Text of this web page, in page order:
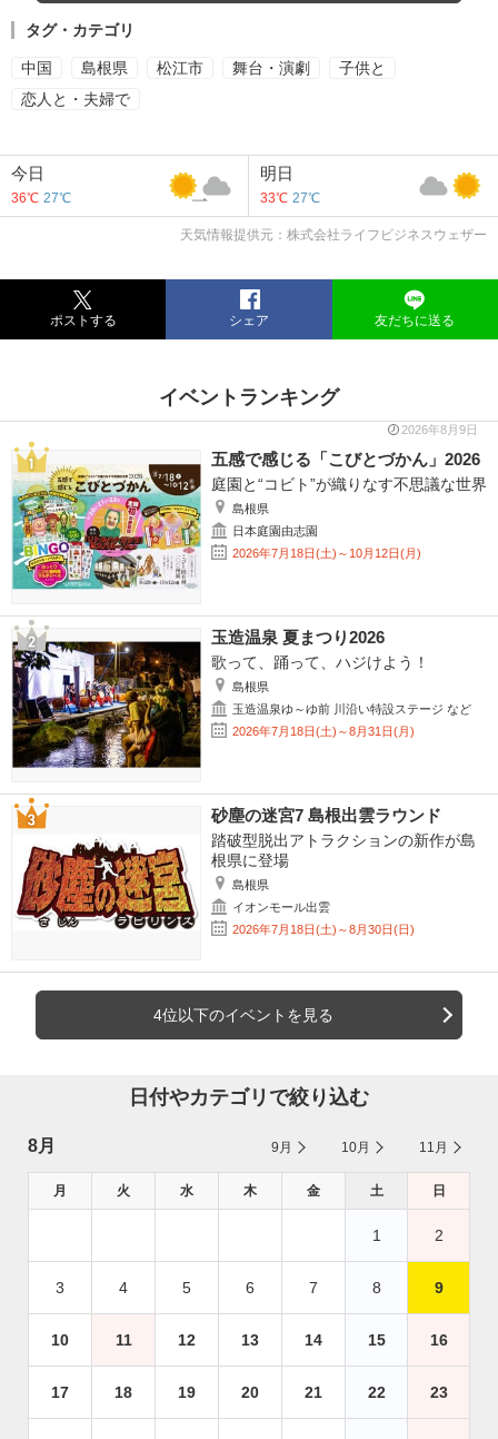
タグ・カテゴリ
中国 島根県 松江市 舞台・演劇
子供と
恋人と・夫婦で
今日
36℃ 27℃
明日
33℃ 27℃
天気情報提供元：株式会社ライフビジネスウェザー
ポストする シェア 友だちに送る
イベントランキング
2026年8月9日
五感で感じる「こびとづかん」2026
庭園と“コビト”が織りなす不思議な世界
島根県
日本庭園由志園
2026年7月18日(土)～10月12日(月)
玉造温泉 夏まつり2026
歌って、踊って、ハジけよう！
島根県
玉造温泉ゆ～ゆ前 川沿い特設ステージ など
2026年7月18日(土)～8月31日(月)
砂塵の迷宮7 島根出雲ラウンド
踏破型脱出アトラクションの新作が島
根県に登場
島根県
イオンモール出雲
2026年7月18日(土)～8月30日(日)
4位以下のイベントを見る
日付やカテゴリで絞り込む
8月 9月 10月 11月
月 火 水 木 金 土 日
1 2
3 4 5 6 7 8 9
10 11 12 13 14 15 16
17 18 19 20 21 22 23